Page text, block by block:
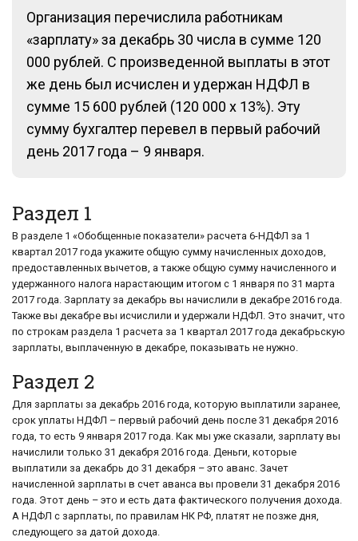
Организация перечислила работникам
«зарплату» за декабрь 30 числа в сумме 120
000 рублей. С произведенной выплаты в этот
же день был исчислен и удержан НДФЛ в
сумме 15 600 рублей (120 000 x 13%). Эту
сумму бухгалтер перевел в первый рабочий
день 2017 года – 9 января.
Раздел 1
В разделе 1 «Обобщенные показатели» расчета 6-НДФЛ за 1
квартал 2017 года укажите общую сумму начисленных доходов,
предоставленных вычетов, а также общую сумму начисленного и
удержанного налога нарастающим итогом с 1 января по 31 марта
2017 года. Зарплату за декабрь вы начислили в декабре 2016 года.
Также вы декабре вы исчислили и удержали НДФЛ. Это значит, что
по строкам раздела 1 расчета за 1 квартал 2017 года декабрьскую
зарплаты, выплаченную в декабре, показывать не нужно.
Раздел 2
Для зарплаты за декабрь 2016 года, которую выплатили заранее,
срок уплаты НДФЛ – первый рабочий день после 31 декабря 2016
года, то есть 9 января 2017 года. Как мы уже сказали, зарплату вы
начислили только 31 декабря 2016 года. Деньги, которые
выплатили за декабрь до 31 декабря – это аванс. Зачет
начисленной зарплаты в счет аванса вы провели 31 декабря 2016
года. Этот день – это и есть дата фактического получения дохода.
А НДФЛ с зарплаты, по правилам НК РФ, платят не позже дня,
следующего за датой дохода.